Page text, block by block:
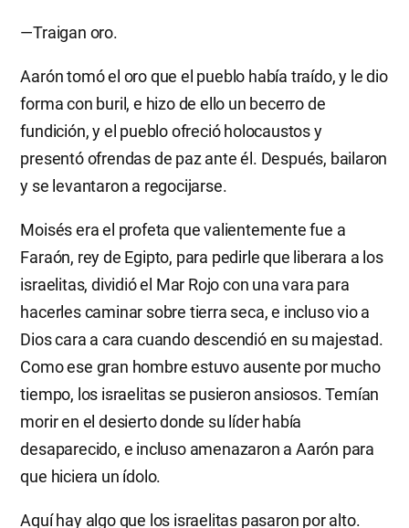
—Traigan oro.
Aarón tomó el oro que el pueblo había traído, y le dio
forma con buril, e hizo de ello un becerro de
fundición, y el pueblo ofreció holocaustos y
presentó ofrendas de paz ante él. Después, bailaron
y se levantaron a regocijarse.
Moisés era el profeta que valientemente fue a
Faraón, rey de Egipto, para pedirle que liberara a los
israelitas, dividió el Mar Rojo con una vara para
hacerles caminar sobre tierra seca, e incluso vio a
Dios cara a cara cuando descendió en su majestad.
Como ese gran hombre estuvo ausente por mucho
tiempo, los israelitas se pusieron ansiosos. Temían
morir en el desierto donde su líder había
desaparecido, e incluso amenazaron a Aarón para
que hiciera un ídolo.
Aquí hay algo que los israelitas pasaron por alto.